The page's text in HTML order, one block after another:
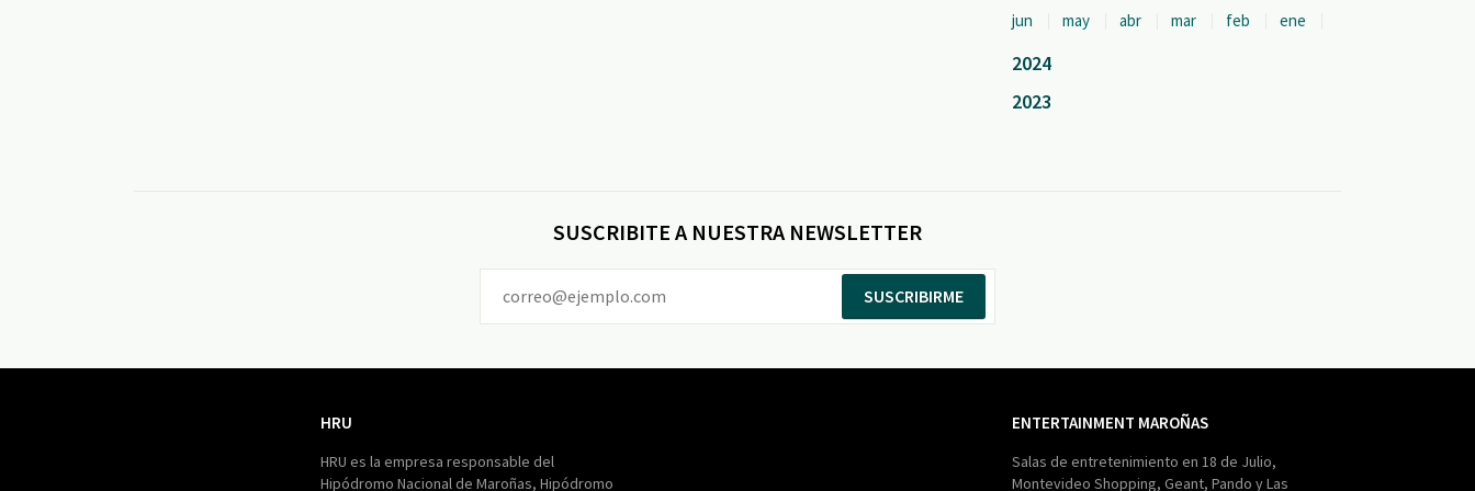
jun
may abr mar feb ene
2024
2023
SUSCRIBITE A NUESTRA NEWSLETTER
SUSCRIBIRME
HRU
HRU es la empresa responsable del
Hipódromo Nacional de Maroñas, Hipódromo
ENTERTAINMENT MAROÑAS
Salas de entretenimiento en 18 de Julio,
Montevideo Shopping, Geant, Pando y Las